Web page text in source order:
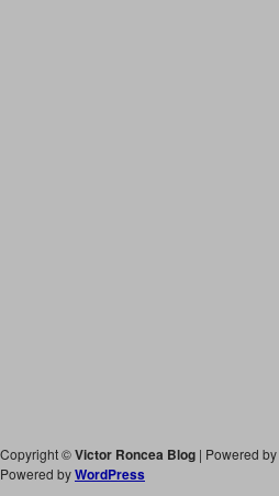
Copyright ©Victor Roncea Blog | Powered by
Powered byWordPress